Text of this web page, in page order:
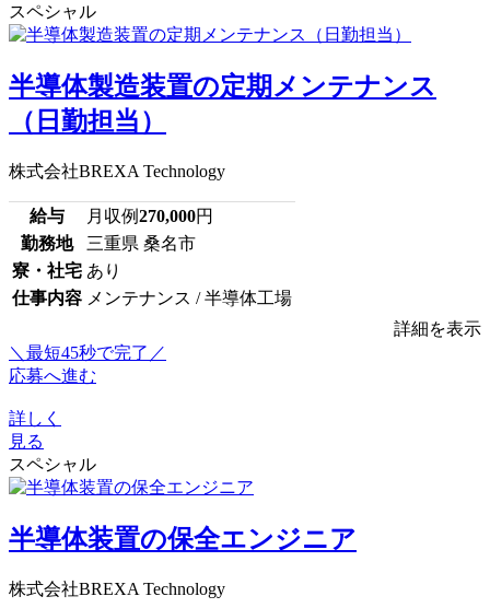
スペシャル
半導体製造装置の定期メンテナンス
（日勤担当）
株式会社BREXA Technology
給与 月収例270,000円
勤務地
三重県 桑名市
寮・社宅 あり
仕事内容 メンテナンス / 半導体工場
詳細を表示
＼最短45秒で完了／
応募へ進む
詳しく
見る
スペシャル
半導体装置の保全エンジニア
株式会社BREXA Technology